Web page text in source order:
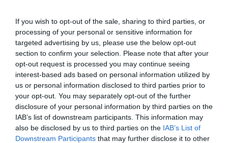
If you wish to opt-out of the sale, sharing to third parties, or
processing of your personal or sensitive information for
targeted advertising by us, please use the below opt-out
section to confirm your selection. Please note that after your
opt-out request is processed you may continue seeing
interest-based ads based on personal information utilized by
us or personal information disclosed to third parties prior to
your opt-out. You may separately opt-out of the further
disclosure of your personal information by third parties on the
IAB’s list of downstream participants. This information may
also be disclosed by us to third parties on the IAB’s List of
Downstream Participants that may further disclose it to other
ETAPAS Y RECORRIDO DE UNA VUELTA FEMENINA
2026 QUE CULMINARÁ EN EL ANGLIRÚ